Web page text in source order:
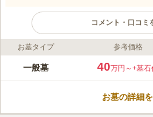
コメント・口コミ
ライフドット編集部のコメント
レンガ調の参道で花や緑が溢れ
れ、その後に合葬されるシステ
お墓タイプ 参考価格
一般墓 40万円～+墓石
お墓の詳細